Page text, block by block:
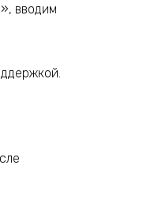
вводим